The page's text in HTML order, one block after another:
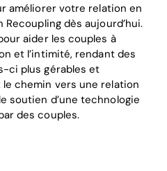
améliorer votre relation en
dès aujourd’hui.
aider les couples à
et l’intimité, rendant des
ci plus gérables et
chemin vers une relation
soutien d’une technologie
des couples.